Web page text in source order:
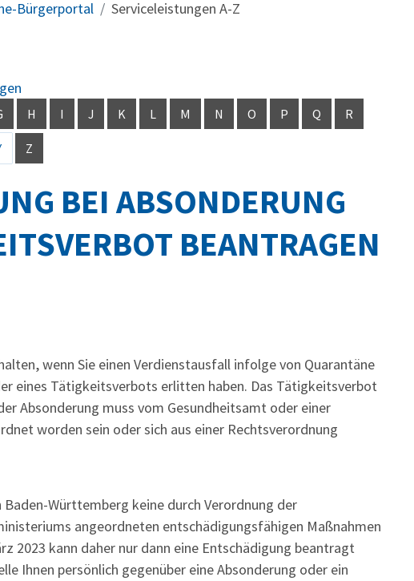
Bürgerportal Serviceleistungen A-Z
H I J K L M N O P Q R
Z
BEI ABSONDERUNG
BEANTRAGEN
wenn Sie einen Verdienstausfall infolge von Quarantäne
eines Tätigkeitsverbots erlitten haben. Das Tätigkeitsverbot
Absonderung muss vom Gesundheitsamt oder einer
worden sein oder sich aus einer Rechtsverordnung
Württemberg keine durch Verordnung der
angeordneten entschädigungsfähigen Maßnahmen
2023 kann daher nur dann eine Entschädigung beantragt
Ihnen persönlich gegenüber eine Absonderung oder ein